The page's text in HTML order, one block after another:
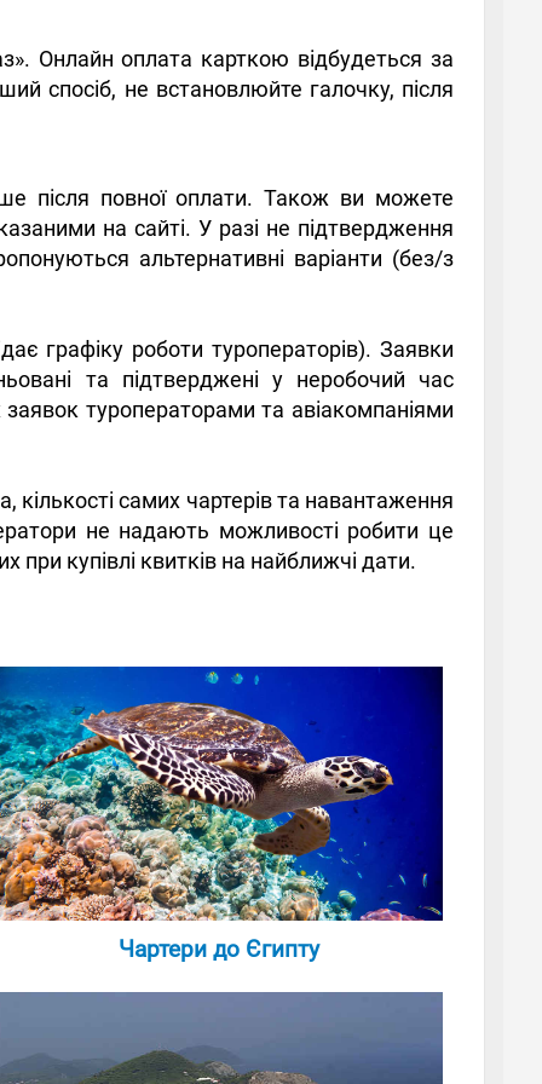
Онлайн оплата карткою відбудеться за
спосіб, не встановлюйте галочку, після
після повної оплати. Також ви можете
на сайті. У разі не підтвердження
альтернативні варіанти (без/з
графіку роботи туроператорів). Заявки
та підтверджені у неробочий час
туроператорами та авіакомпаніями
кількості самих чартерів та навантаження
не надають можливості робити це
купівлі квитків на найближчі дати.
Чартери до Єгипту